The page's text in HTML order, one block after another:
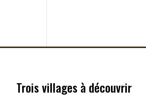
Trois villages à découvrir